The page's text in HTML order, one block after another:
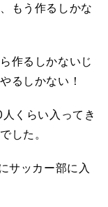
もう作るしかな
作るしかないじ
るしかない！
くらい入ってき
した。
サッカー部に入